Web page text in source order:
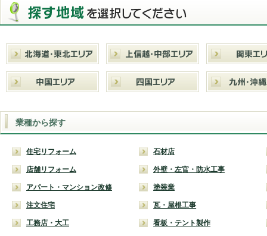
業種から探す
住宅リフォーム
店舗リフォーム
アパート・マンション改修
注文住宅
工務店・大工
石材店
外壁・左官・防水工事
塗装業
瓦・屋根工事
看板・テント製作